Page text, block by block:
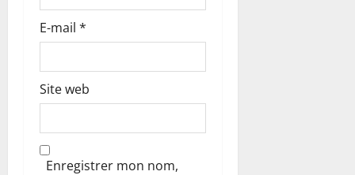
E-mail *
Site web
Enregistrer mon nom,